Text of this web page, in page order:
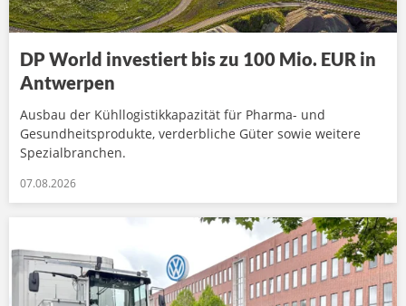
DP World investiert bis zu 100 Mio. EUR in
Antwerpen
Ausbau der Kühllogistikkapazität für Pharma- und
Gesundheitsprodukte, verderbliche Güter sowie weitere
Spezialbranchen.
07.08.2026